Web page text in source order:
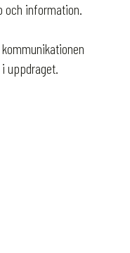
och information.
uppdraget.